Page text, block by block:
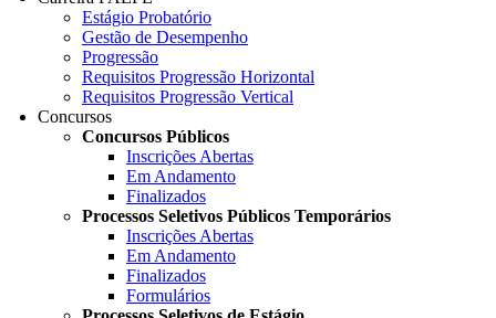
Estágio Probatório
Gestão de Desempenho
Progressão
Requisitos Progressão Horizontal
Requisitos Progressão Vertical
Concursos
Concursos Públicos
Inscrições Abertas
Em Andamento
Finalizados
Processos Seletivos Públicos Temporários
Inscrições Abertas
Em Andamento
Finalizados
Formulários